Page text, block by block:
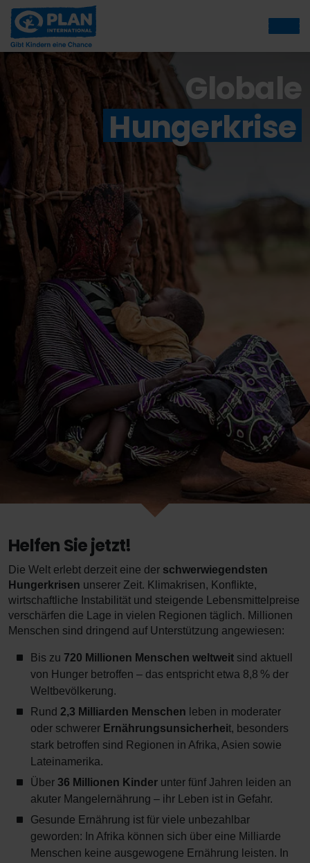
Globale
Hungerkrise
Helfen Sie jetzt!
Die Welt erlebt derzeit eine der schwerwiegendsten
Hungerkrisen unserer Zeit. Klimakrisen, Konflikte,
wirtschaftliche Instabilität und steigende Lebensmittelpreise
verschärfen die Lage in vielen Regionen täglich. Millionen
Menschen sind dringend auf Unterstützung angewiesen:
Bis zu 720 Millionen Menschen weltweit sind aktuell
von Hunger betroffen – das entspricht etwa 8,8 % der
Weltbevölkerung.
Rund 2,3 Milliarden Menschen leben in moderater
oder schwerer Ernährungsunsicherheit, besonders
stark betroffen sind Regionen in Afrika, Asien sowie
Lateinamerika.
Über 36 Millionen Kinder unter fünf Jahren leiden an
akuter Mangelernährung – ihr Leben ist in Gefahr.
Gesunde Ernährung ist für viele unbezahlbar
geworden: In Afrika können sich über eine Milliarde
Menschen keine ausgewogene Ernährung leisten. In